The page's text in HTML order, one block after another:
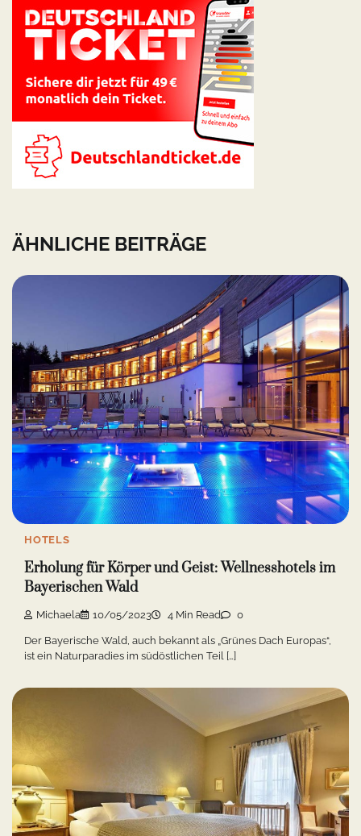
ÄHNLICHE BEITRÄGE
HOTELS
Erholung für Körper und Geist: Wellnesshotels im
Bayerischen Wald
Michaela 10/05/2023 4 Min Read 0
Der Bayerische Wald, auch bekannt als „Grünes Dach Europas“,
ist ein Naturparadies im südöstlichen Teil […]